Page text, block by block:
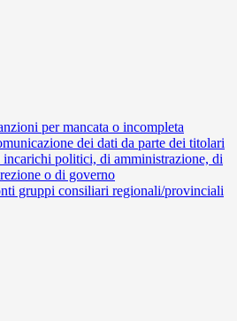
per mancata o incompleta
dei dati da parte dei titolari
incarichi politici, di amministrazione, di
o di governo
gruppi consiliari regionali/provinciali